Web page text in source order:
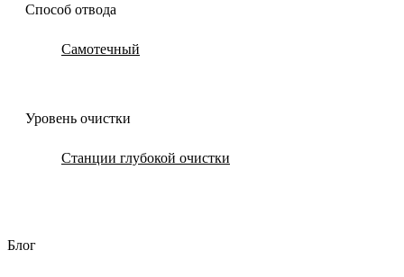
Способ отвода
Самотечный
Уровень очистки
Станции глубокой очистки
Блог